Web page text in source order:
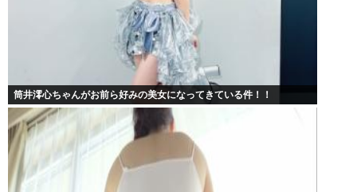
筒井澪心ちゃんがお前ら好みの美女になってきている件！！